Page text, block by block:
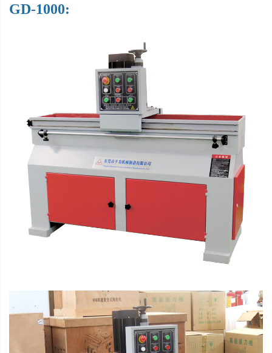
GD-1000: